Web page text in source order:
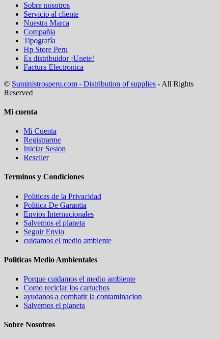
Sobre nosotros
Servicio al cliente
Nuestra Marca
Compañia
Tipografía
Hp Store Peru
Es distribuidor ¡Unete!
Factura Electronica
© Suministrosperu.com - Distribution of supplies - All Rights
Reserved
Mi cuenta
Mi Cuenta
Registrarme
Iniciar Sesion
Reseller
Terminos y Condiciones
Politicas de la Privacidad
Politica De Garantia
Envios Internacionales
Salvemos el planeta
Seguir Envio
cuidamos el medio ambiente
Politicas Medio Ambientales
Porque cuidamos el medio ambiente
Como reciclar los cartuchos
ayudanos a combatir la contaminacion
Salvemos el planeta
Sobre Nosotros